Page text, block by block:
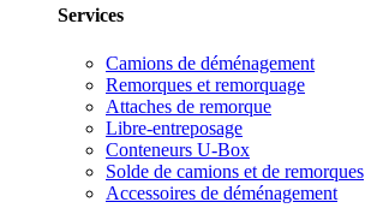
Services
Camions de déménagement
Remorques et remorquage
Attaches de remorque
Libre-entreposage
Conteneurs U-Box
Solde de camions et de remorques
Accessoires de déménagement